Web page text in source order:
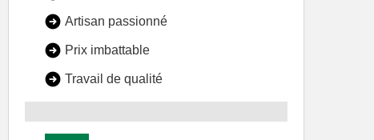
Artisan passionné
Prix imbattable
Travail de qualité